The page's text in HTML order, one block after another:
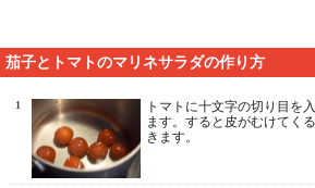
茄子とトマトのマリネサラダの作り方
1
トマトに十文字の切り目を
ます。すると皮がむけてく
きます。